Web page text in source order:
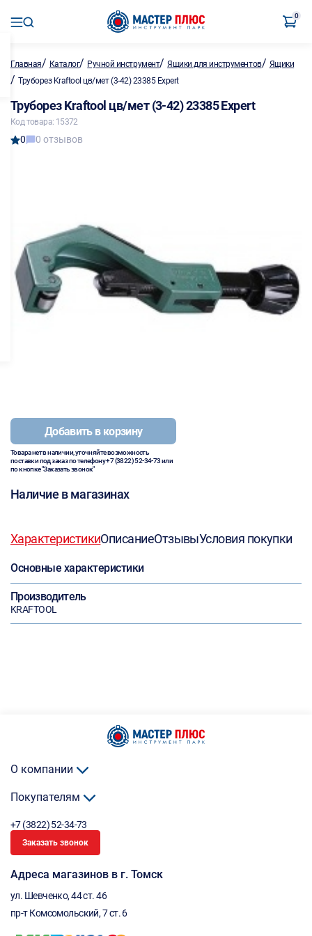
0
Главная/ Каталог/ Ручной инструмент/Ящики для инструментов/ Ящики
/ Труборез Kraftool цв/мет (3-42) 23385 Expert
Труборез Kraftool цв/мет (3-42) 23385 Expert
Код товара: 15372
0 0 отзывов
Добавить в корзину
Товара нет в наличии, уточняйте возможность
поставки под заказ по телефону+7 (3822) 52-34-73или
по кнопке "Заказать звонок"
Наличие в магазинах
ХарактеристикиОписаниеОтзывыУсловия покупки
Основные характеристики
Производитель
KRAFTOOL
О компании
Покупателям
+7 (3822) 52-34-73
Заказать звонок
Адреса магазинов в г. Томск
ул. Шевченко, 44 ст. 46
пр-т Комсомольский, 7 ст. 6